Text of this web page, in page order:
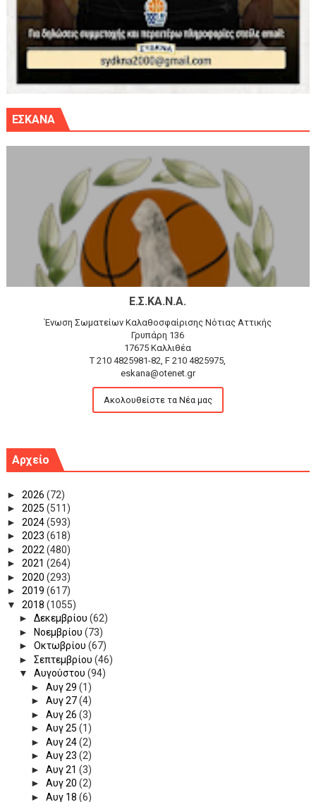
ΕΣΚΑΝΑ
Ε.Σ.ΚΑ.Ν.Α.
Ένωση Σωματείων Καλαθοσφαίρισης Νότιας Αττικής
Γρυπάρη 136
17675 Καλλιθέα
T 210 4825981-82, F 210 4825975,
eskana@otenet.gr
Ακολουθείστε τα Νέα μας
Αρχείο
► 2026 (72)
► 2025 (511)
► 2024(593)
► 2023 (618)
► 2022 (480)
► 2021 (264)
► 2020 (293)
► 2019 (617)
▼ 2018 (1055)
► Δεκεμβρίου (62)
►
Νοεμβρίου (73)
► Οκτωβρίου (67)
► Σεπτεμβρίου (46)
▼ Αυγούστου (94)
► Αυγ 29 (1)
► Αυγ 27(4)
► Αυγ 26 (3)
► Αυγ 25 (1)
► Αυγ 24(2)
► Αυγ 23 (2)
► Αυγ 21 (3)
► Αυγ 20 (2)
► Αυγ 18 (6)